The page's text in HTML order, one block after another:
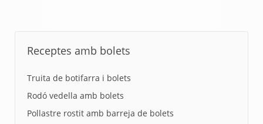
Receptes amb bolets
Truita de botifarra i bolets
Rodó vedella amb bolets
Pollastre rostit amb barreja de bolets